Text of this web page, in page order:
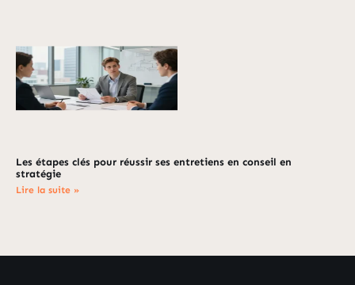
Les étapes clés pour réussir ses entretiens en conseil en
stratégie
Lire la suite »